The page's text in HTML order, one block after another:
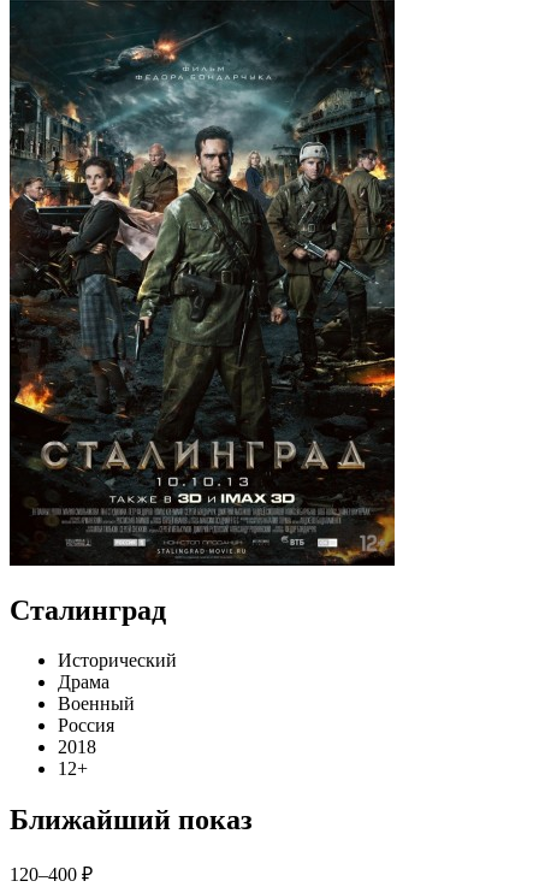
Сталинград
Исторический
Драма
Военный
Россия
2018
12+
Ближайший показ
120–400 ₽